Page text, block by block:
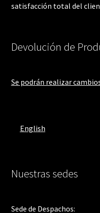
satisfacción total del
Devolución de
Se podrán realizar
English
Nuestras sedes
Sede de Despachos: